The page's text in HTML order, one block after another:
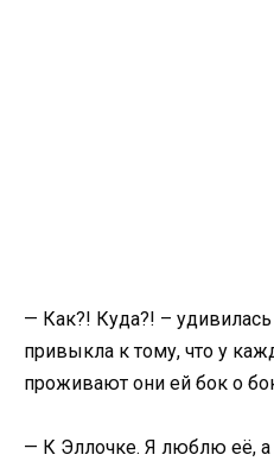
— Как?! Куда?! –
привыкла к тому, что у
проживают они ей бок о
— К Эллочке. Я люблю её, а